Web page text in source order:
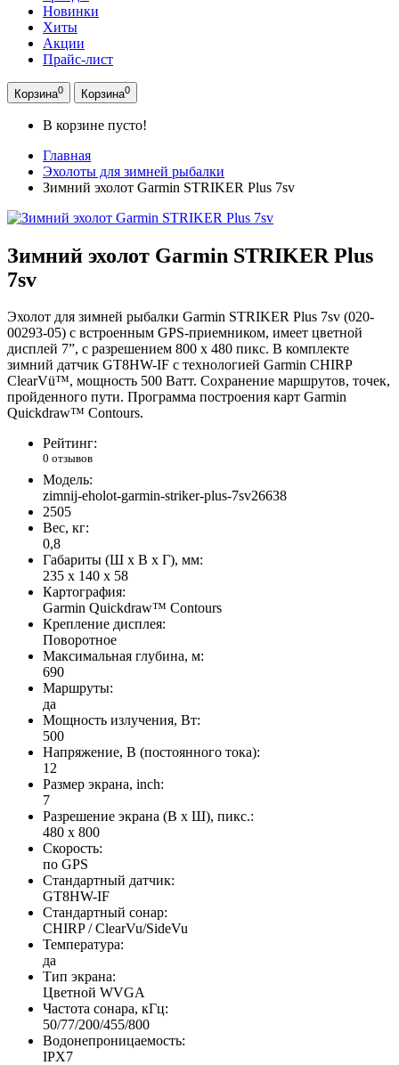
Новинки
Хиты
Акции
Прайс-лист
Корзина0 Корзина0
В корзине пусто!
Главная
Эхолоты для зимней рыбалки
Зимний эхолот Garmin STRIKER Plus 7sv
Зимний эхолот Garmin STRIKER Plus
7sv
Эхолот для зимней рыбалки Garmin STRIKER Plus 7sv (020-
00293-05) с встроенным GPS-приемником, имеет цветной
дисплей 7”, с разрешением 800 х 480 пикс. В комплекте
зимний датчик GT8HW-IF с технологией Garmin CHIRP
ClearVü™, мощность 500 Ватт. Сохранение маршрутов, точек,
пройденного пути. Программа построения карт Garmin
Quickdraw™ Contours.
Рейтинг:
0 отзывов
Модель:
zimnij-eholot-garmin-striker-plus-7sv26638
2505
Вес, кг:
0,8
Габариты (Ш х В х Г), мм:
235 x 140 x 58
Картография:
Garmin Quickdraw™ Contours
Крепление дисплея:
Поворотное
Максимальная глубина, м:
690
Маршруты:
да
Мощность излучения, Вт:
500
Напряжение, В (постоянного тока):
12
Размер экрана, inch:
7
Разрешение экрана (В x Ш), пикс.:
480 x 800
Скорость:
по GPS
Стандартный датчик:
GT8HW-IF
Стандартный сонар:
CHIRP / ClearVu/SideVu
Температура:
да
Тип экрана:
Цветной WVGA
Частота сонара, кГц:
50/77/200/455/800
Водонепроницаемость:
IPX7